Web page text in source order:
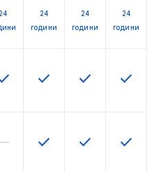
24
24
години
24
години
24
години
функція доступна для
Ця функція доступна
check Ця функція
check Ця
check
не підтримує цю
Ця функція доступна
check Ця функція
check Ця
check